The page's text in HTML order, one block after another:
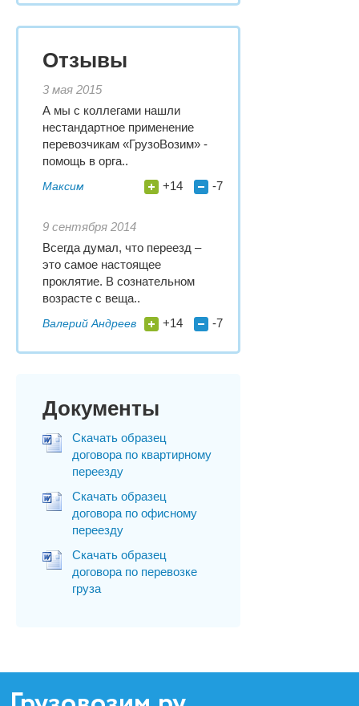
Отзывы
3 мая 2015
А мы с коллегами нашли
нестандартное применение
перевозчикам «ГрузоВозим» -
помощь в орга..
Максим +14 -7
9 сентября 2014
Всегда думал, что переезд –
это самое настоящее
проклятие. В сознательном
возрасте с веща..
Валерий Андреев +14 -7
Документы
Скачать образец
договора по квартирному
переезду
Скачать образец
договора по офисному
переезду
Скачать образец
договора по перевозке
груза